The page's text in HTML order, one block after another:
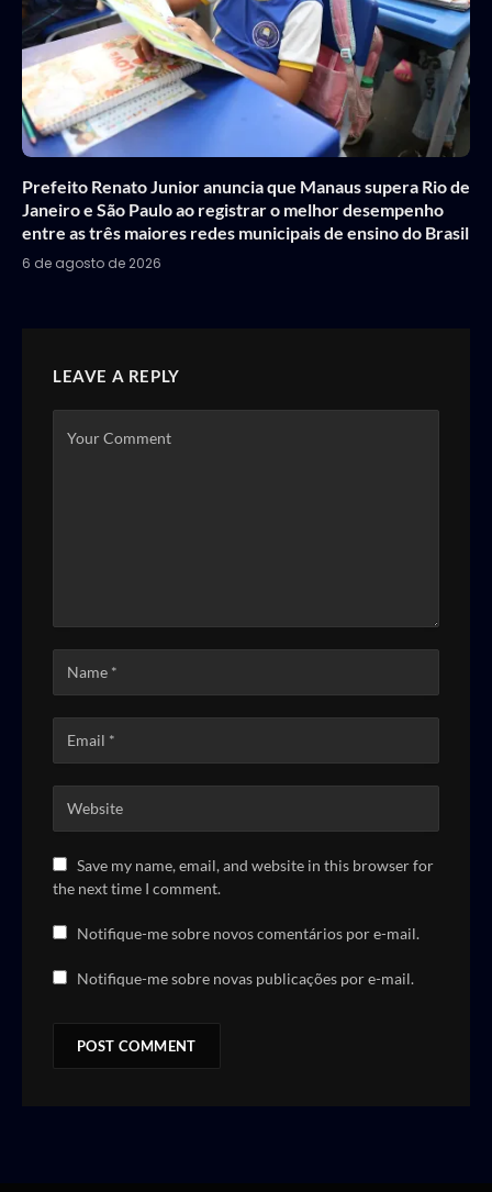
Prefeito Renato Junior anuncia que Manaus supera Rio de
Janeiro e São Paulo ao registrar o melhor desempenho
entre as três maiores redes municipais de ensino do Brasil
6 de agosto de 2026
LEAVE A REPLY
Save my name, email, and website in this browser for
the next time I comment.
Notifique-me sobre novos comentários por e-mail.
Notifique-me sobre novas publicações por e-mail.